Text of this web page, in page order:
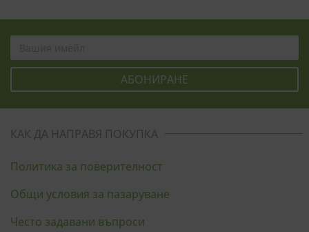
КАК ДА НАПРАВЯ ПОКУПКА
Политика за поверителност
Общи условия за пазаруване
Често задавани въпроси